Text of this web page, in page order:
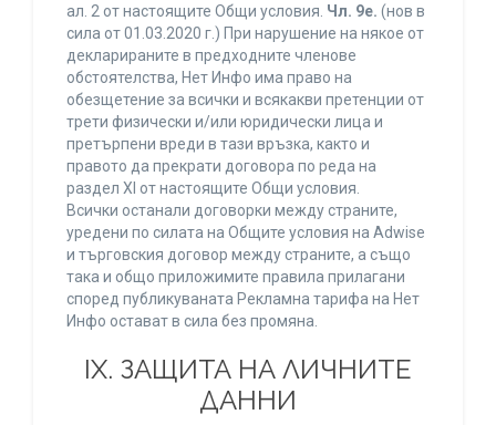
ал. 2 от настоящите Общи условия. Чл. 9е. (нов в
сила от 01.03.2020 г.) При нарушение на някое от
декларираните в предходните членове
обстоятелства, Нет Инфо има право на
обезщетение за всички и всякакви претенции от
трети физически и/или юридически лица и
претърпени вреди в тази връзка, както и
правото да прекрати договора по реда на
раздел XI от настоящите Общи условия.
Всички останали договорки между страните,
уредени по силата на Общите условия на Adwise
и търговския договор между страните, а също
така и общо приложимите правила прилагани
според публикуваната Рекламна тарифа на Нет
Инфо остават в сила без промяна.
IХ. ЗАЩИТА НА ЛИЧНИТЕ
ДАННИ